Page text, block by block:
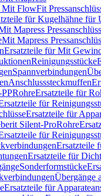
FlowFit
für Kugelhähne für
Mapress
Mit Mapress
Ersatzteile für Mit
Reinigungsstücke
Spannverbindungen
Anschlusssteckmuffen
RohreErsatzteile für
für
Ersatzteile für
Silent-ProRohre
für
Ersatzteile
Ersatzteile für
Sonderformstücke
Übergänge
Ersatzteile für